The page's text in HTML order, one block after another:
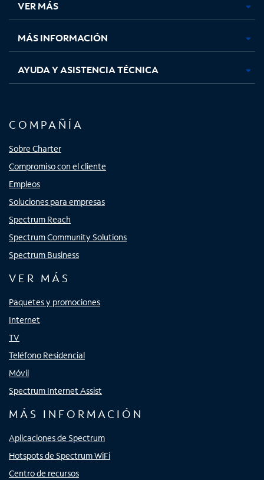
pestaña
nueva
pestaña
nueva
pestaña
nuevanueva
VER MÁS
MÁS INFORMACIÓN
AYUDA Y ASISTENCIA TÉCNICA
COMPAÑÍA
Sobre Charter
Compromiso con el cliente
Empleos
Soluciones para empresas
Spectrum Reach
Spectrum Community Solutions
Spectrum Business
VER MÁS
Paquetes y promociones
Internet
TV
Teléfono Residencial
Móvil
Spectrum Internet Assist
MÁS INFORMACIÓN
Aplicaciones de Spectrum
Hotspots de Spectrum WiFi
Centro de recursos